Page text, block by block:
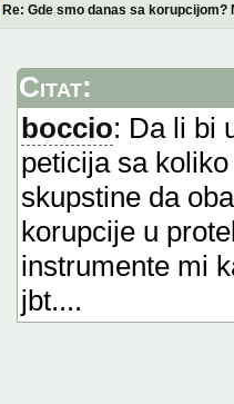
Re: Gde smo danas sa korupcijom?
Citat:
boccio: Da li bi
peticija sa
skupstine da
korupcije u
instrumente mi
jbt....